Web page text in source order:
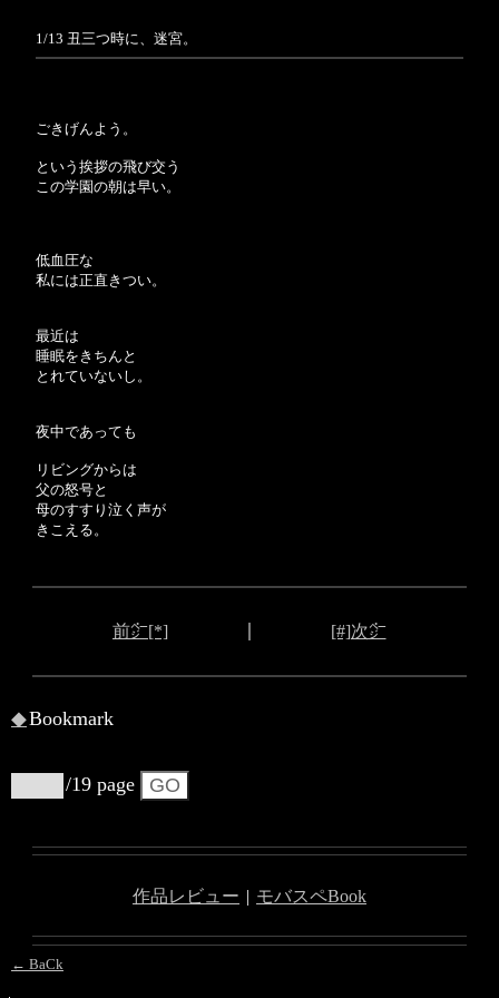
1/13 丑三つ時に、迷宮。
ごきげんよう。
という挨拶の飛び交う
この学園の朝は早い。
低血圧な
私には正直きつい。
最近は
睡眠をきちんと
とれていないし。
夜中であっても
リビングからは
父の怒号と
母のすすり泣く声が
きこえる。
前㌻[*] [#]次㌻
◆Bookmark
/19 page
作品レビュー | モバスペBook
← BaCk